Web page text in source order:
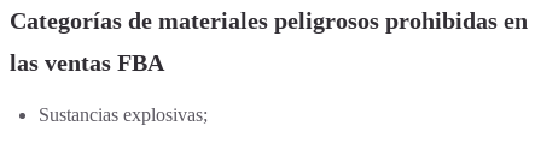
Categorías de materiales peligrosos prohibidas en
las ventas FBA
Sustancias explosivas;